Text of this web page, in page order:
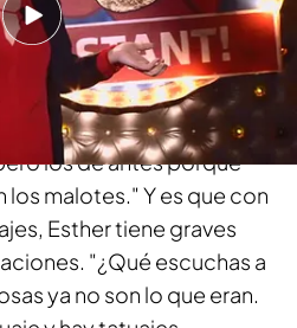
de malotes. Ahora
"Lo que más me gustan
los de antes porque
los malotes." Y es que con
Esther tiene graves
"¿Qué escuchas a
ya no son lo que eran.